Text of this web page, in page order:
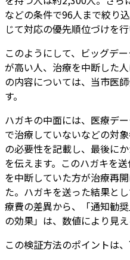
などの条件で96人まで絞り
じて対応の優先順位づけを行
このようにして、ビッグデ
が高い人、治療を中断した
の内容については、当市医
す。
ハガキの中面には、医療デ
で治療していないなどの対
の必要性を記載し、最後に
を伝えます。このハガキを
を中断していた方が治療再
た。ハガキを送った結果と
療費の差異から、「通知勧
の効果」は、数値により見え
この検証方法のポイントは、